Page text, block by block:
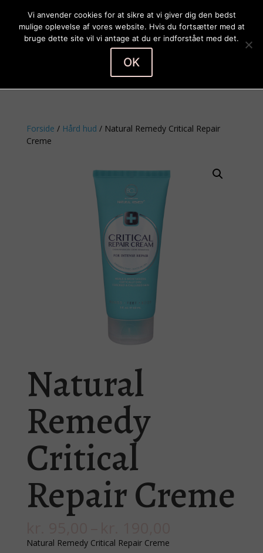
Forside / Hård hud / Natural Remedy Critical Repair
Creme
Natural
Remedy
Critical
Repair Creme
Natural Remedy Critical Repair Creme
Vi anvender cookies for at sikre at vi giver dig den bedst
mulige oplevelse af vores website. Hvis du fortsætter med at
bruge dette site vil vi antage at du er indforstået med det.
OK